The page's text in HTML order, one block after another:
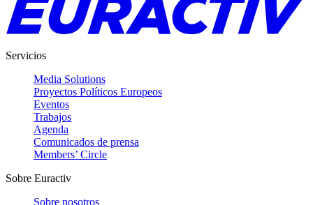
Servicios
Media Solutions
Proyectos Políticos Europeos
Eventos
Trabajos
Agenda
Comunicados de prensa
Members’ Circle
Sobre Euractiv
Sobre nosotros